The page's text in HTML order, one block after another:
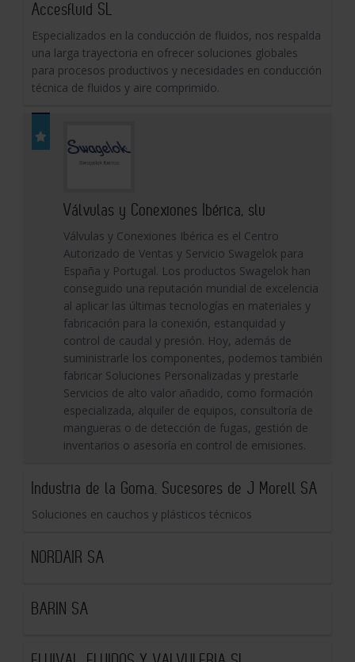
Accesfluid SL
Especializados en la conducción de fluidos, nos respalda
una larga trayectoria en ofrecer soluciones globales
para procesos productivos y necesidades en conducción
técnica de fluidos y aire comprimido.
Válvulas y Conexiones Ibérica, slu
Válvulas y Conexiones Ibérica es el Centro
Autorizado de Ventas y Servicio Swagelok para
España y Portugal. Los productos Swagelok han
conseguido una reputación mundial de excelencia
al aplicar las últimas tecnologías en materiales y
fabricación para la conexión, estanquidad y
control de caudal y presión. Hoy, además de
suministrarle los componentes, podemos también
fabricar Soluciones Personalizadas y prestarle
Servicios de alto valor añadido, como formación
especializada, alquiler de equipos, consultoría de
mangueras o de detección de fugas, gestión de
inventarios o asesoría en control de emisiones.
Industria de la Goma. Sucesores de J Morell SA
Soluciones en cauchos y plásticos técnicos
NORDAIR SA
BARIN SA